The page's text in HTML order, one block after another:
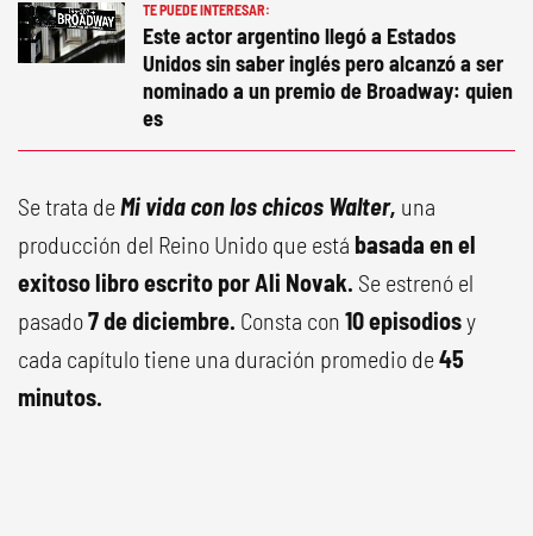
TE PUEDE INTERESAR:
Este actor argentino llegó a Estados
Unidos sin saber inglés pero alcanzó a ser
nominado a un premio de Broadway: quien
es
Se trata deMi vida con los chicos Walter, una
producción del Reino Unido que está basada en el
exitoso libro escrito por Ali Novak. Se estrenó el
pasado7 de diciembre. Consta con 10 episodiosy
cada capítulo tiene una duración promedio de45
minutos.